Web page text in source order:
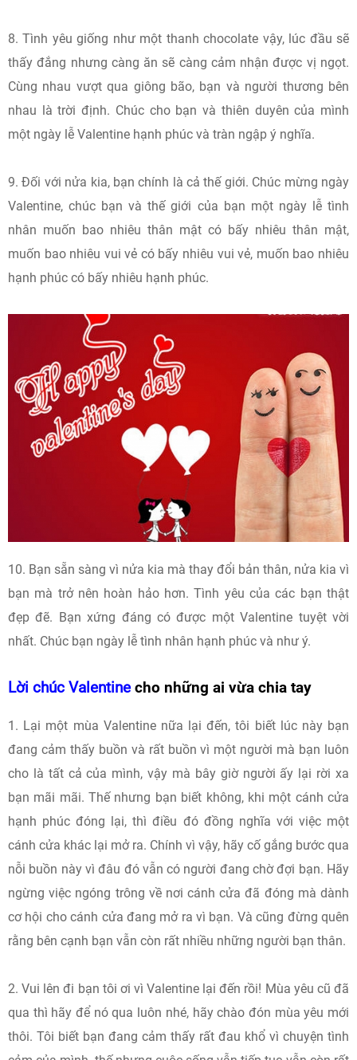
8. Tình yêu giống như một thanh chocolate vậy, lúc đầu sẽ
thấy đắng nhưng càng ăn sẽ càng cảm nhận được vị ngọt.
Cùng nhau vượt qua giông bão, bạn và người thương bên
nhau là trời định. Chúc cho bạn và thiên duyên của mình
một ngày lễ Valentine hạnh phúc và tràn ngập ý nghĩa.
9. Đối với nửa kia, bạn chính là cả thế giới. Chúc mừng ngày
Valentine, chúc bạn và thế giới của bạn một ngày lễ tình
nhân muốn bao nhiêu thân mật có bấy nhiêu thân mật,
muốn bao nhiêu vui vẻ có bấy nhiêu vui vẻ, muốn bao nhiêu
hạnh phúc có bấy nhiêu hạnh phúc.
10. Bạn sẵn sàng vì nửa kia mà thay đổi bản thân, nửa kia vì
bạn mà trở nên hoàn hảo hơn. Tình yêu của các bạn thật
đẹp đẽ. Bạn xứng đáng có được một Valentine tuyệt vời
nhất. Chúc bạn ngày lễ tình nhân hạnh phúc và như ý.
Lời chúc Valentinecho những ai vừa chia tay
1. Lại một mùa Valentine nữa lại đến, tôi biết lúc này bạn
đang cảm thấy buồn và rất buồn vì một người mà bạn luôn
cho là tất cả của mình, vậy mà bây giờ người ấy lại rời xa
bạn mãi mãi. Thế nhưng bạn biết không, khi một cánh cửa
hạnh phúc đóng lại, thì điều đó đồng nghĩa với việc một
cánh cửa khác lại mở ra. Chính vì vậy, hãy cố gắng bước qua
nỗi buồn này vì đâu đó vẫn có người đang chờ đợi bạn. Hãy
ngừng việc ngóng trông về nơi cánh cửa đã đóng mà dành
cơ hội cho cánh cửa đang mở ra vì bạn. Và cũng đừng quên
rằng bên cạnh bạn vẫn còn rất nhiều những người bạn thân.
2. Vui lên đi bạn tôi ơi vì Valentine lại đến rồi! Mùa yêu cũ đã
qua thì hãy để nó qua luôn nhé, hãy chào đón mùa yêu mới
thôi. Tôi biết bạn đang cảm thấy rất đau khổ vì chuyện tình